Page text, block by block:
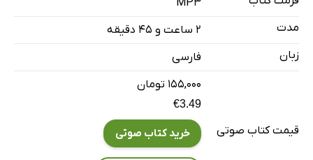
MP3
مدت
۲ ساعت و ۴۵ دقیقه
زبان
فارسی
قیمت کتاب صوتی
۱۵۵,۰۰۰ تومان
€3.49
خرید کتاب صوتی